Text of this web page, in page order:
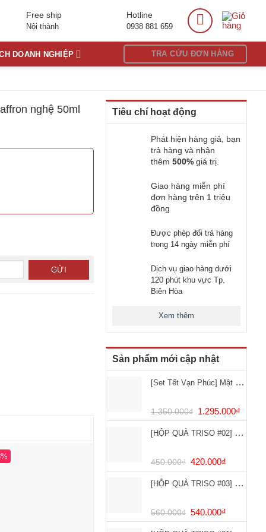
Free ship
Nội thành
Hotline
0938 881 659
DOANH NGHIỆP TRA CỨU ĐƠN HÀNG
Tiêu chí hoạt động
Phát hiện hàng giả, bạn
trả hàng và nhận
thêm 500% giá trị.
Giao hàng miễn phí
đơn hàng trên 1 triệu
đồng
Được phép đổi trả hàng
trong 14 ngày miễn phí
Dịch vụ giao hàng dưới
120 phút khu vực Tp.
Biên Hòa
Xem thêm
Sản phẩm mới cập nhật
[Set Tết Vạn Phúc] Mật ong dược liệu 500ml + 4 hộp Mứt Hạt
1.350.000₫ 1.295.000₫
[HỘP QUÀ TRISO #02] Hộp 6 hũ yến chưng saffron 25% (Lọ 70ml)
450.000₫ 420.000₫
[HỘP QUÀ TRISO #03] Hộp 8 hũ yến chưng saffron 25% (lọ 70ml)
560.000₫ 540.000₫
nghệ 50ml
50ml số lượng
HẾT HÀNG